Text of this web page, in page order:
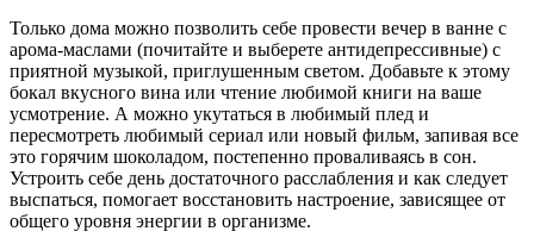
Только дома можно позволить себе провести вечер в ванне с
арома-маслами (почитайте и выберете антидепрессивные) с
приятной музыкой, приглушенным светом. Добавьте к этому
бокал вкусного вина или чтение любимой книги на ваше
усмотрение. А можно укутаться в любимый плед и
пересмотреть любимый сериал или новый фильм, запивая все
это горячим шоколадом, постепенно проваливаясь в сон.
Устроить себе день достаточного расслабления и как следует
выспаться, помогает восстановить настроение, зависящее от
общего уровня энергии в организме.